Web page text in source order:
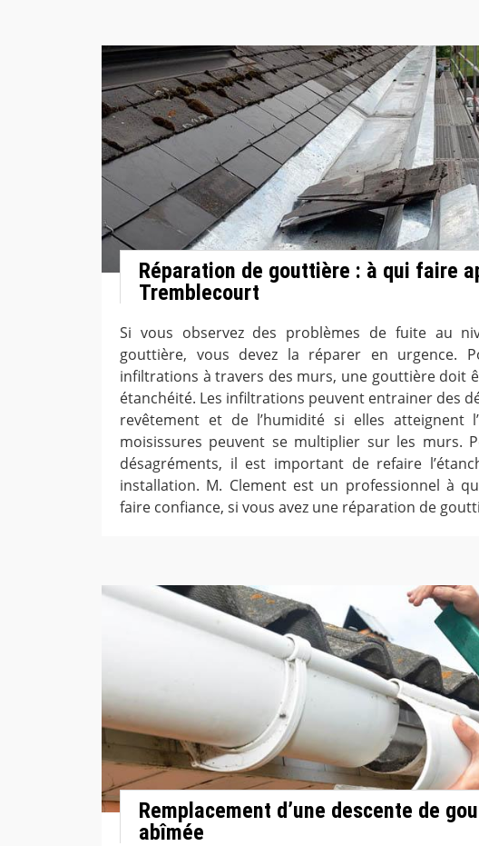
Réparation de gouttière : à qui faire
Tremblecourt
Si vous observez des problèmes de fuite au
gouttière, vous devez la réparer en urgence.
infiltrations à travers des murs, une gouttière doit
étanchéité. Les infiltrations peuvent entrainer des
revêtement et de l’humidité si elles atteignent
moisissures peuvent se multiplier sur les murs.
désagréments, il est important de refaire
installation. M. Clement est un professionnel à
faire confiance, si vous avez une réparation de
Remplacement d’une descente de
abîmée